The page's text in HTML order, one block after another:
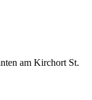
am Kirchort St.